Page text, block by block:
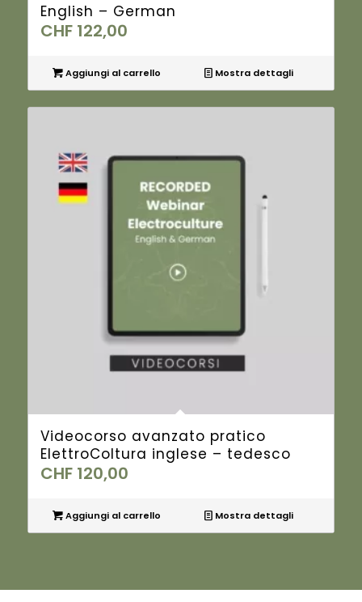
English – German
CHF122,00
Aggiungi al carrello Mostra dettagli
Videocorso avanzato pratico
ElettroColtura inglese – tedesco
CHF120,00
Aggiungi al carrello Mostra dettagli